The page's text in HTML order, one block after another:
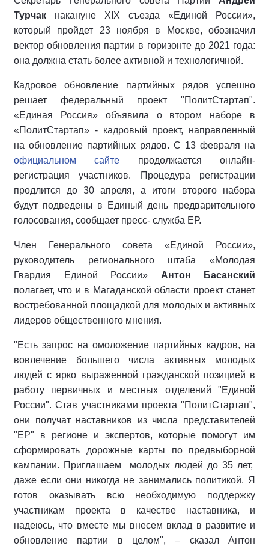
Турчак накануне XIX съезда «Единой России»,
который пройдет 23 ноября в Москве, обозначил
вектор обновления партии в горизонте до 2021 года:
она должна стать более активной и технологичной.
Кадровое обновление партийных рядов успешно
решает федеральный проект "ПолитСтартап".
«Единая Россия» объявила о втором наборе в
«ПолитСтартап» - кадровый проект, направленный
на обновление партийных рядов. С 13 февраля на
официальном сайте продолжается онлайн-
регистрация участников. Процедура регистрации
продлится до 30 апреля, а итоги второго набора
будут подведены в Единый день предварительного
голосования, сообщает пресс- служба ЕР.
Член Генерального совета «Единой России»,
руководитель регионального штаба «Молодая
Гвардия Единой России» Антон Басанский
полагает, что и в Магаданской области проект станет
востребованной площадкой для молодых и активных
лидеров общественного мнения.
"Есть запрос на омоложение партийных кадров, на
вовлечение большего числа активных молодых
людей с ярко выраженной гражданской позицией в
работу первичных и местных отделений "Единой
России". Став участниками проекта "ПолитСтартап",
они получат наставников из числа представителей
"ЕР" в регионе и экспертов, которые помогут им
сформировать дорожные карты по предвыборной
кампании. Приглашаем молодых людей до 35 лет,
даже если они никогда не занимались политикой. Я
готов оказывать всю необходимую поддержку
участникам проекта в качестве наставника, и
надеюсь, что вместе мы внесем вклад в развитие и
обновление партии в целом", – сказал Антон